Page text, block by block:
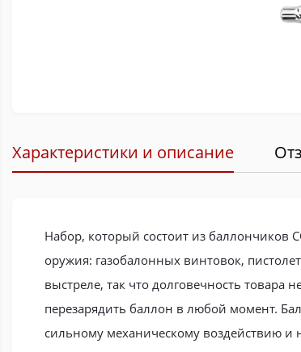
Характеристики и описание
Набор, который состоит из баллончиков
оружия: газобалонных винтовок,
выстреле, так что долговечность товара
перезарядить баллон в любой момент.
сильному механическому воздействию и